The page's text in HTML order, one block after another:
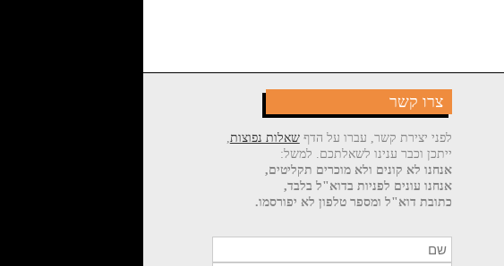
צרו קשר
לפני יצירת קשר, עברו על הדףשאלות נפוצות,
ייתכן וכבר ענינו לשאלתכם. למשל:
אנחנו לא קונים ולא מוכרים תקליטים,
אנחנו עונים לפניות בדוא"ל בלבד,
כתובת דוא"ל ומספר טלפון לא יפורסמו.